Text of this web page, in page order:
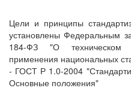
Цели и принципы
установлены Федеральным
184-ФЗ "О техническом
применения национальных
- ГОСТ Р 1.0-2004
Основные положения"